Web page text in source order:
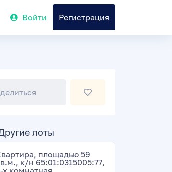
Войти Регистрация
лоты
площадью 59
к/н 65:01:0315005:77,